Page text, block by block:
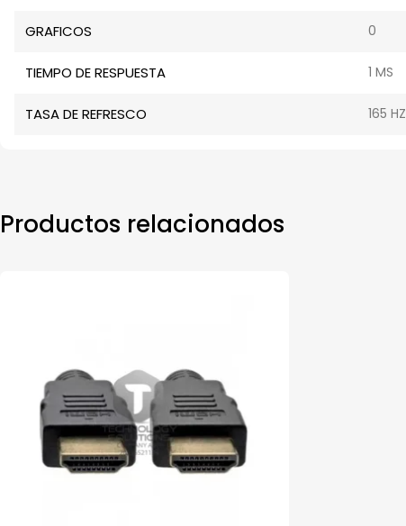
GRAFICOS 0
TIEMPO DE RESPUESTA 1 MS
TASA DE REFRESCO 165 HZ
Productos relacionados